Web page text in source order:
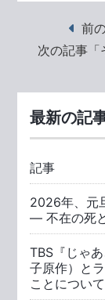
前
次の記事「
最新の記
記事
2026年、元
― 不在の死
TBS『じゃ
子原作）と
ことについて